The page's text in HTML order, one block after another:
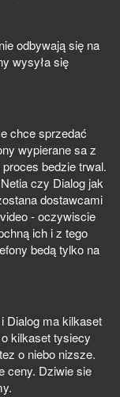
odbywają się na
wysyła się
chce sprzedać
wypierane sa z
bedzie trwal.
czy Dialog jak
dostawcami
- oczywiscie
ich i z tego
bedą tylko na
Dialog ma kilkaset
kilkaset tysiecy
o niebo nizsze.
ceny. Dziwie sie